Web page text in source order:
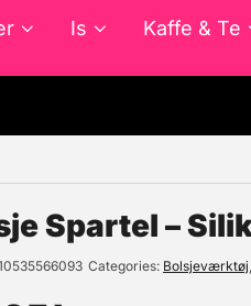
Is Kaffe & Te
Spartel –
Categories Bolsjeværktøj,